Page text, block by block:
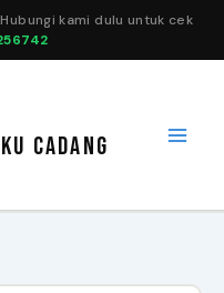
kami dulu untuk cek
CADANG